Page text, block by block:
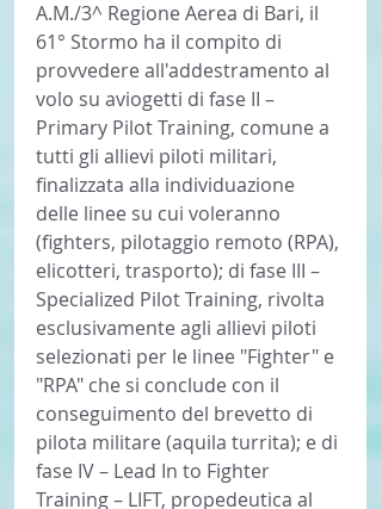
A.M./3^ Regione Aerea di Bari, il
61° Stormo ha il compito di
provvedere all'addestramento al
volo su aviogetti di fase II –
Primary Pilot Training, comune a
tutti gli allievi piloti militari,
finalizzata alla individuazione
delle linee su cui voleranno
(fighters, pilotaggio remoto (RPA),
elicotteri, trasporto); di fase III –
Specialized Pilot Training, rivolta
esclusivamente agli allievi piloti
selezionati per le linee "Fighter" e
"RPA" che si conclude con il
conseguimento del brevetto di
pilota militare (aquila turrita); e di
fase IV – Lead In to Fighter
Training – LIFT, propedeutica al